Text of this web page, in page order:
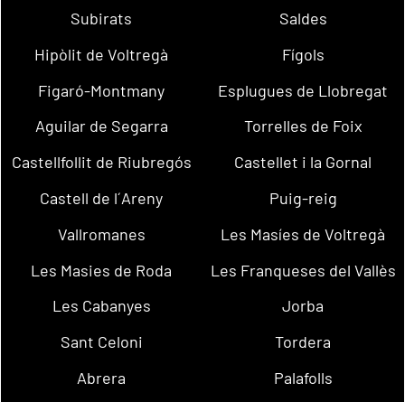
Subirats
Saldes
Hipòlit de Voltregà
Fígols
Figaró-Montmany
Esplugues de Llobregat
Aguilar de Segarra
Torrelles de Foix
Castellfollit de Riubregós
Castellet i la Gornal
Castell de l´Areny
Puig-reig
Vallromanes
Les Masíes de Voltregà
Les Masies de Roda
Les Franqueses del Vallès
Les Cabanyes
Jorba
Sant Celoni
Tordera
Abrera
Palafolls